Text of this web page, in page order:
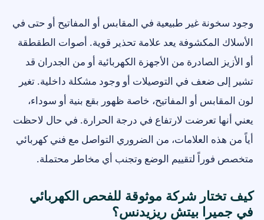
وجود سخونة غير طبيعية في المقابس أو المفاتيح أو حتى في
الأسلاك المكشوفة يعد علامة تحذير قوية. أصوات الطقطقة
أو الأزيز الصادرة من الأجهزة الكهربائية أو من الجدران قد
تشير إلى ضعف في التوصيلات أو وجود مشكلة داخلية. تغير
لون المقابس أو المفاتيح، خاصة ظهور بقع بنية أو سوداء،
يعني أنها تعرضت لارتفاع في درجة الحرارة. في حال لاحظت
أياً من هذه العلامات، من الضروري التواصل مع فني كهربائي
متخصص فوراً لتقييم الوضع وتجنب أي مخاطر محتملة.
كيف تختار شركة موثوقة للفحص الكهربائي
في جميرا بيتش ريزيدنس؟